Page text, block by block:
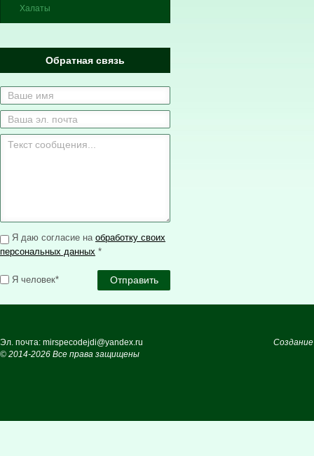
Халаты
Обратная связь
Я даю согласие на обработку своих
персональных данных *
Я человек*
Эл. почта: mirspecodejdi@yandex.ru
© 2014-2026 Все права защищены